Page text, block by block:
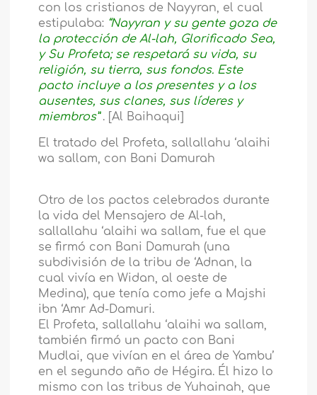
con los cristianos de Nayyran, el cual
estipulaba: “Nayyran y su gente goza de
la protección de Al-lah, Glorificado Sea,
y Su Profeta; se respetará su vida, su
religión, su tierra, sus fondos. Este
pacto incluye a los presentes y a los
ausentes, sus clanes, sus líderes y
miembros”. [Al Baihaqui]
El tratado del Profeta, sallallahu ‘alaihi
wa sallam, con Bani Damurah
Otro de los pactos celebrados durante
la vida del Mensajero de Al-lah,
sallallahu ‘alaihi wa sallam, fue el que
se firmó con Bani Damurah (una
subdivisión de la tribu de ‘Adnan, la
cual vivía en Widan, al oeste de
Medina), que tenía como jefe a Majshi
ibn ‘Amr Ad-Damuri.
El Profeta, sallallahu ‘alaihi wa sallam,
también firmó un pacto con Bani
Mudlai, que vivían en el área de Yambu’
en el segundo año de Hégira. Él hizo lo
mismo con las tribus de Yuhainah, que